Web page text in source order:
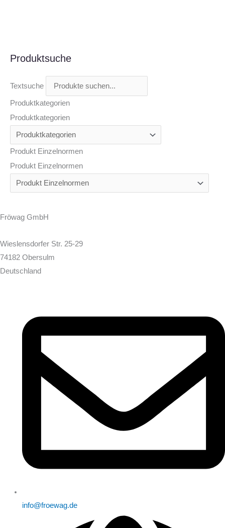
Produktsuche
Textsuche
Produktkategorien
Produktkategorien
Produkt Einzelnormen
Produkt Einzelnormen
Fröwag GmbH
Wieslensdorfer Str. 25-29
74182 Obersulm
Deutschland
info@froewag.de